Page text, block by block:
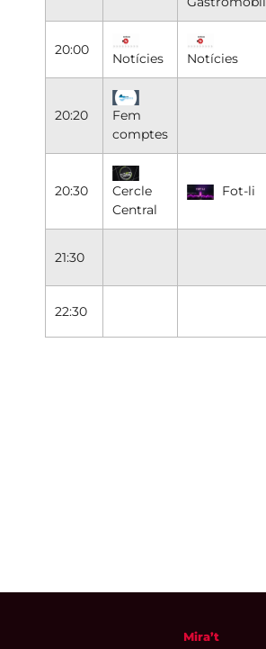
20:00
Notícies Notícies
20:20
Fem
comptes
20:30
Cercle
Central
Fot-li
21:30
22:30
Mira’t